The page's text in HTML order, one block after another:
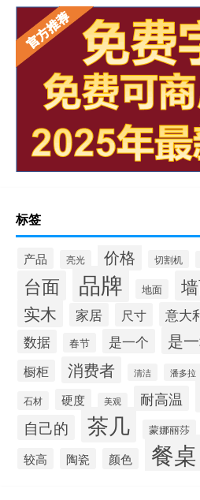
岩板上的坐垫怎么清洁
重庆岩板卫浴多少钱
瓷砖岩板连纹处理方法
陶瓷岩板什么时候上市
什么岩板做台面好看
惠州酒吧拜年
国产硅岩板价格多少
标签
产品 亮光 价格 切割机
台面 品牌 地面
实木
家居 尺寸 意大
数据 春节 是一个 是
橱柜 消费者 清洁 潘多拉
石材 硬度 美观 耐高温
自己的 茶几 蒙娜丽莎
较高 陶瓷 颜色 餐桌